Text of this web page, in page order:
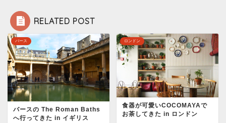
RELATED POST
バース
バースの The Roman Baths
へ行ってきた in イギリス
ロンドン
食器が可愛いCOCOMAYAで
お茶してきた in ロンドン